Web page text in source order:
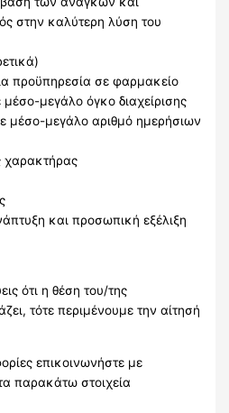
στην καλύτερη λύση του
προϋπηρεσία σε φαρμακείο
μέσο-μεγάλο όγκο διαχείρισης
μέσο-μεγάλο αριθμό ημερήσιων
χαρακτήρας
και προσωπική εξέλιξη
ότι η θέση του/της
τότε περιμένουμε την αίτησή
επικοινωνήστε με
παρακάτω στοιχεία